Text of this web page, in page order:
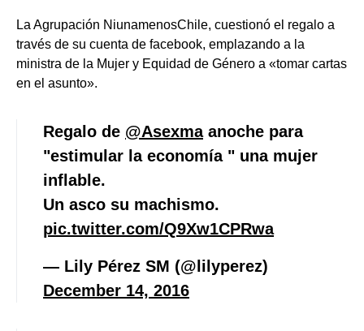
La Agrupación NiunamenosChile, cuestionó el regalo a
través de su cuenta de facebook, emplazando a la
ministra de la Mujer y Equidad de Género a «tomar cartas
en el asunto».
Regalo de @Asexmaanoche para
"estimular la economía " una mujer
inflable.
Un asco su machismo.
pic.twitter.com/Q9Xw1CPRwa
— Lily Pérez SM (@lilyperez)
December 14, 2016